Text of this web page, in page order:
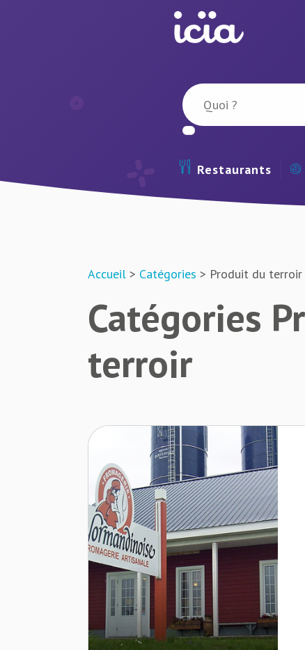
Restaurants
Accueil > Catégories > Produit du terroir
Catégories
terroir